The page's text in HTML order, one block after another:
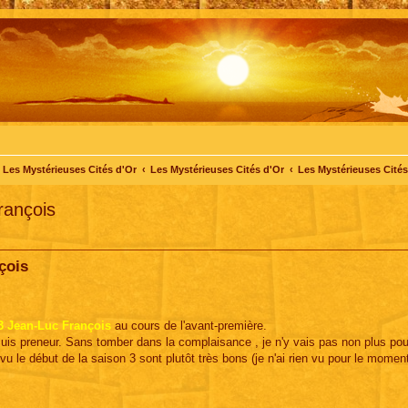
Les Mystérieuses Cités d'Or Les Mystérieuses Cités d'Or Les Mystérieuses
Jean-Luc François au cours de l'avant-première.
preneur. Sans tomber dans la complaisance , je n'y vais pas non plus
le début de la saison 3 sont plutôt très bons (je n'ai rien vu pour le